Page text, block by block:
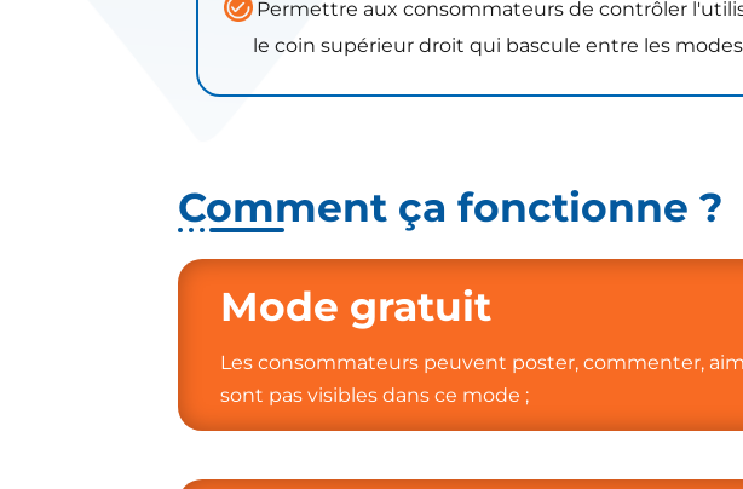
Permettre aux consommateurs de contrôler
le coin supérieur droit qui bascule entre les
Comment ça fonctionne ?
Mode gratuit
Les consommateurs peuvent poster, commenter,
sont pas visibles dans ce mode ;